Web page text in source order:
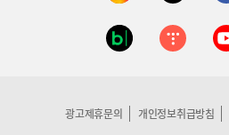
광고제휴문의 개인정보취급방침